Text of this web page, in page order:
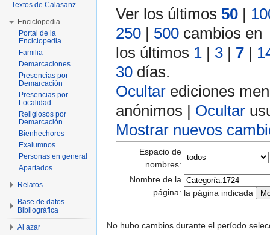
Ver los últimos 50 |
250 | 500 cambios en
los últimos 1 | 3 | 7 |
30 días.
Ocultar ediciones
anónimos | Ocultar
Mostrar nuevos
Espacio de
nombres:
Nombre de la
página: la página indicada
No hubo cambios durante el período
Textos de Calasanz
Enciclopedia
Portal de la
Enciclopedia
Familia
Demarcaciones
Presencias por
Demarcación
Presencias por
Localidad
Religiosos por
Demarcación
Bienhechores
Exalumnos
Personas en general
Apartados
Relatos
Base de datos
Bibliográfica
Al azar